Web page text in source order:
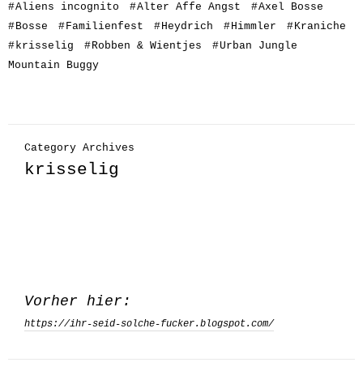
#Aliens incognito #Alter Affe Angst #Axel Bosse
#Bosse #Familienfest #Heydrich #Himmler #Kraniche
#krisselig #Robben & Wientjes #Urban Jungle
Mountain Buggy
Category Archives
krisselig
Vorher hier:
https://ihr-seid-solche-fucker.blogspot.com/